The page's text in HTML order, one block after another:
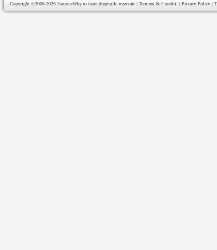
Copyright ©2006-2026 FamousWhy.ro toate drepturile rezervate | Termeni & Conditii | Privacy Policy |